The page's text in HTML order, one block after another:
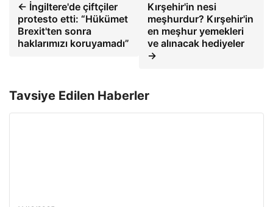
← İngiltere'de çiftçiler
protesto etti: “Hükümet
Brexit'ten sonra
haklarımızı koruyamadı”
Kırşehir'in nesi
meşhurdur? Kırşehir'in
en meşhur yemekleri
ve alınacak hediyeler
→
Tavsiye Edilen Haberler